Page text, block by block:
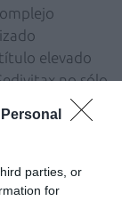
parties, or
for
elevado
no sólo
nos
organismo
gotas y